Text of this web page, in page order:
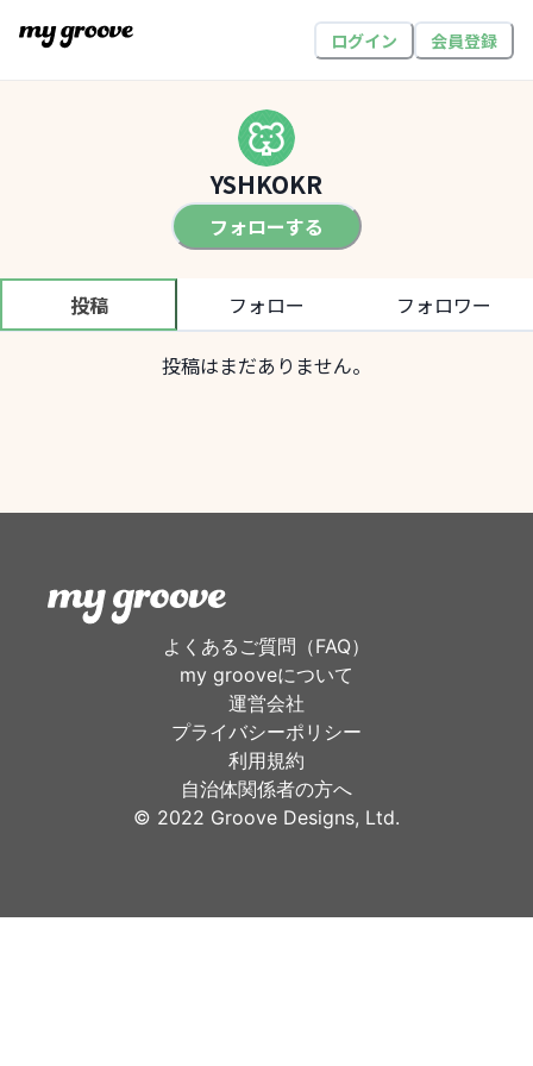
ログイン 会員登録
YSHKOKR
フォローする
投稿 フォロー フォロワー
投稿はまだありません。
よくあるご質問（FAQ）
my grooveについて
運営会社
プライバシーポリシー
利用規約
自治体関係者の方へ
©︎ 2022 Groove Designs, Ltd.